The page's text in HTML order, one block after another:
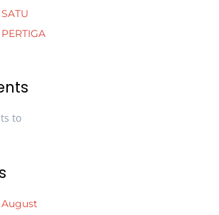
SATU
PERTIGA
to
August